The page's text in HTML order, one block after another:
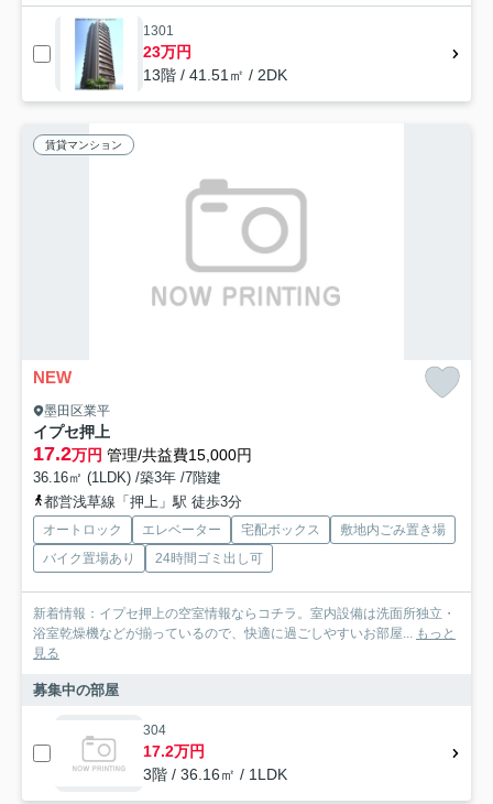
1301
23万円
13階 / 41.51㎡ / 2DK
賃貸マンション
NEW
墨田区業平
イプセ押上
17.2万円 管理/共益費15,000円
36.16㎡ (1LDK) /築3年 /7階建
都営浅草線「押上」駅 徒歩3分
オートロック エレベーター 宅配ボックス
敷地内ごみ置き場
バイク置場あり
24時間ゴミ出し可
新着情報：イプセ押上の空室情報ならコチラ。室内設備は洗面所独立・
浴室乾燥機などが揃っているので、快適に過ごしやすいお部屋... もっと
見る
募集中の部屋
304
17.2万円
3階 / 36.16㎡ / 1LDK